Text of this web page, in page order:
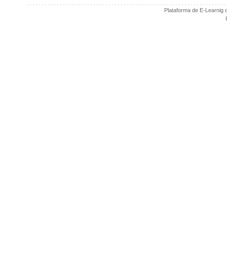
Plataforma de E-Learnig